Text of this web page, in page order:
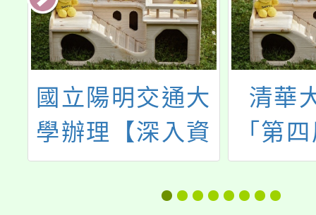
國立陽明交通大
學辦理【深入資
訊素養「博物
館」－教師增能
清華
「第
言研
教